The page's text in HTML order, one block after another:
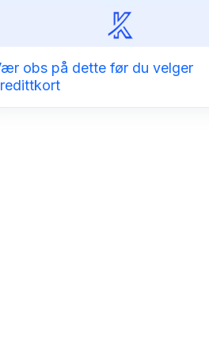
obs på dette før du velger